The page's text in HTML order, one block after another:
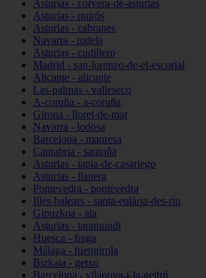
Asturias - corvera-de-asturias
Asturias - quirós
Asturias - cabranes
Navarra - tudela
Asturias - cudillero
Madrid - san-lorenzo-de-el-escorial
Alicante - alicante
Las-palmas - valleseco
A-coruña - a-coruña
Girona - lloret-de-mar
Navarra - lodosa
Barcelona - manresa
Cantabria - santoña
Asturias - tapia-de-casariego
Asturias - llanera
Pontevedra - pontevedra
Illes-balears - santa-eulària-des-riu
Gipuzkoa - aia
Asturias - taramundi
Huesca - fraga
Málaga - fuengirola
Bizkaia - getxo
Barcelona - vilanova-i-la-geltrú